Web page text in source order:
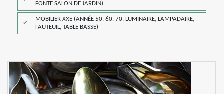
FONTE SALON DE JARDIN)
MOBILIER XXE (ANNÉE 50, 60, 70, LUMINAIRE, LAMPADAIRE,
FAUTEUIL, TABLE BASSE)